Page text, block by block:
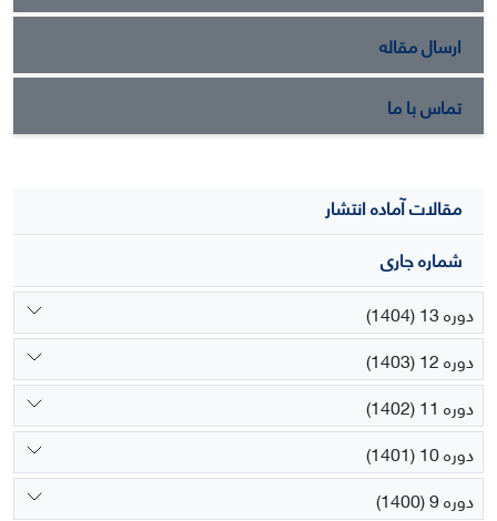
افزایش یافت. به‌طورکلی تلقیح بنه‌های زعفران با باکتری‌های
سودوموناس و باسیلوس با اثر بر جذب عناصر غذایی باعث بهبود
اکثر صفات کمی و کیفی زعفران شد.
ارسال مقاله
تماس با ما
مقالات آماده انتشار
شماره جاری
دوره 13 (1404)
دوره 12 (1403)
دوره 11 (1402)
دوره 10 (1401)
دوره 9 (1400)